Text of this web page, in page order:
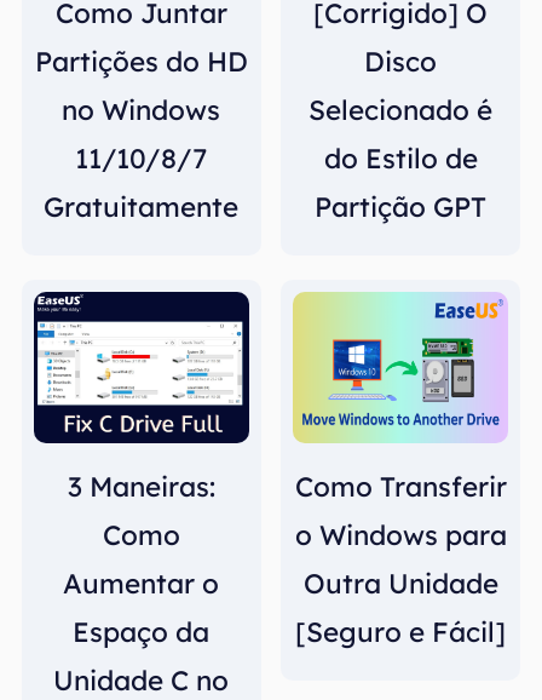
Como Juntar
Partições do HD
no Windows
11/10/8/7
Gratuitamente
[Corrigido] O
Disco
Selecionado é
do Estilo de
Partição GPT
3 Maneiras:
Como
Aumentar o
Espaço da
Unidade C no
Como Transferir
o Windows para
Outra Unidade
[Seguro e Fácil]